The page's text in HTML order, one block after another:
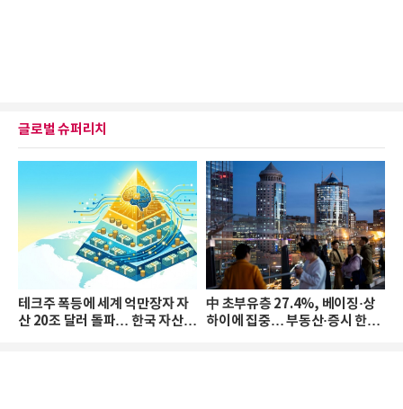
글로벌 슈퍼리치
테크주 폭등에 세계 억만장자 자
산 20조 달러 돌파… 한국 자산
中 초부유층 27.4%, 베이징·상
하이에 집중… 부동산·증시 한파